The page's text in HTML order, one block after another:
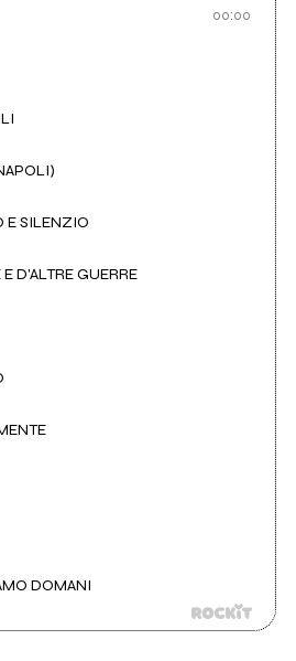
00:00
E SILENZIO
D'ALTRE GUERRE
DOMANI